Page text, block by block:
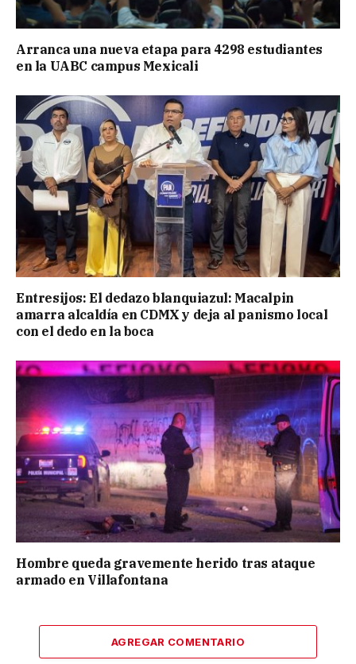
Arranca una nueva etapa para 4298 estudiantes
en la UABC campus Mexicali
Entresijos: El dedazo blanquiazul: Macalpin
amarra alcaldía en CDMX y deja al panismo local
con el dedo en la boca
Hombre queda gravemente herido tras ataque
armado en Villafontana
AGREGAR COMENTARIO